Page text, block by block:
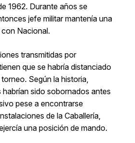
1962. Durante años se
jefe militar mantenía una
Nacional.
transmitidas por
que se habría distanciado
Según la historia,
sido sobornados antes
pese a encontrarse
de la Caballería,
una posición de mando.